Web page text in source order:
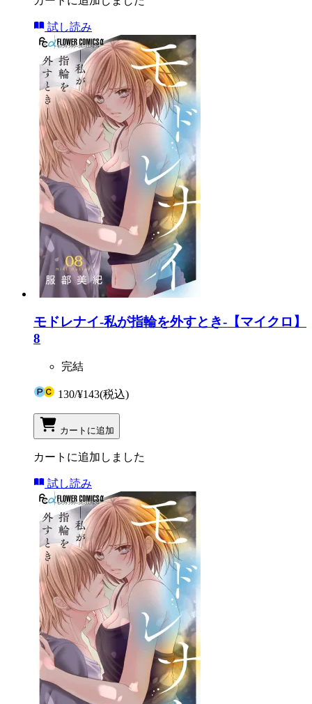
試し読み
モドレナイ-私が指輪を外すとき-【マイクロ】
8
完結
130/¥143(税込)
カートに追加
カートに追加しました
試し読み